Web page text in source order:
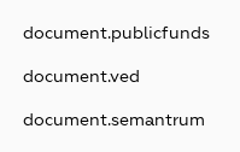
document.publicfunds
document.ved
document.semantrum